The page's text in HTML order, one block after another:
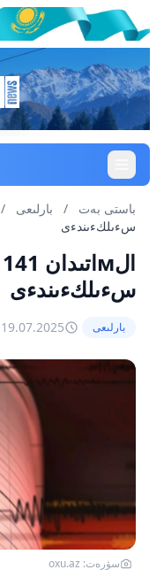
باستى بەت / بارلىعى /
سءىلكءىندءى
سءىلكءىندءى
بارلىعى 19.07.2025, 16:11
سۋرەت: oxu.az